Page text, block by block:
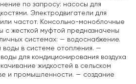
по запросу: насосы для
Электродвигатели для
частот. Консольно-моноблочные
с жесткой муфтой предназначены
системах: — водоснабжение.
воды в системе отопления. —
для кондиционирования воздуха
жидкостей в сельском
и промышленности. — создание